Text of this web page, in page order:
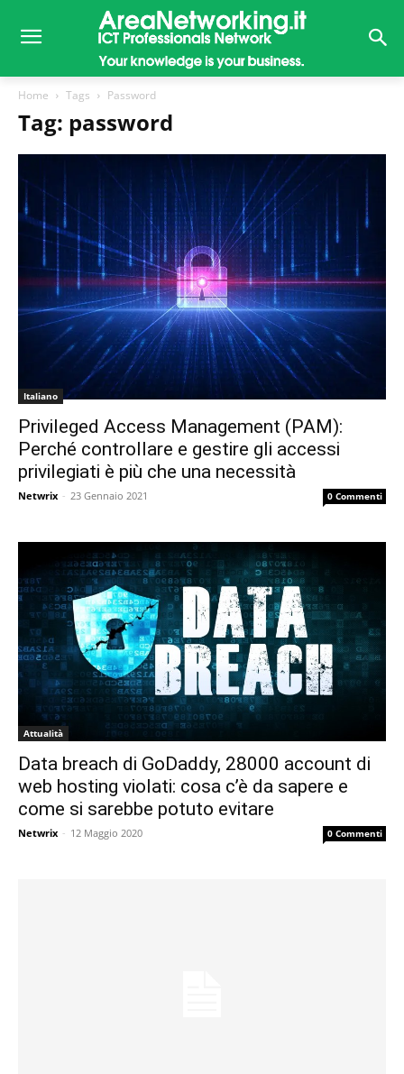
Home Tags Password
Tag: password
Italiano
Privileged Access Management (PAM):
Perché controllare e gestire gli accessi
privilegiati è più che una necessità
Netwrix - 23 Gennaio 2021 0 Commenti
Attualità
Data breach di GoDaddy, 28000 account di
web hosting violati: cosa c’è da sapere e
come si sarebbe potuto evitare
Netwrix - 12 Maggio 2020 0 Commenti